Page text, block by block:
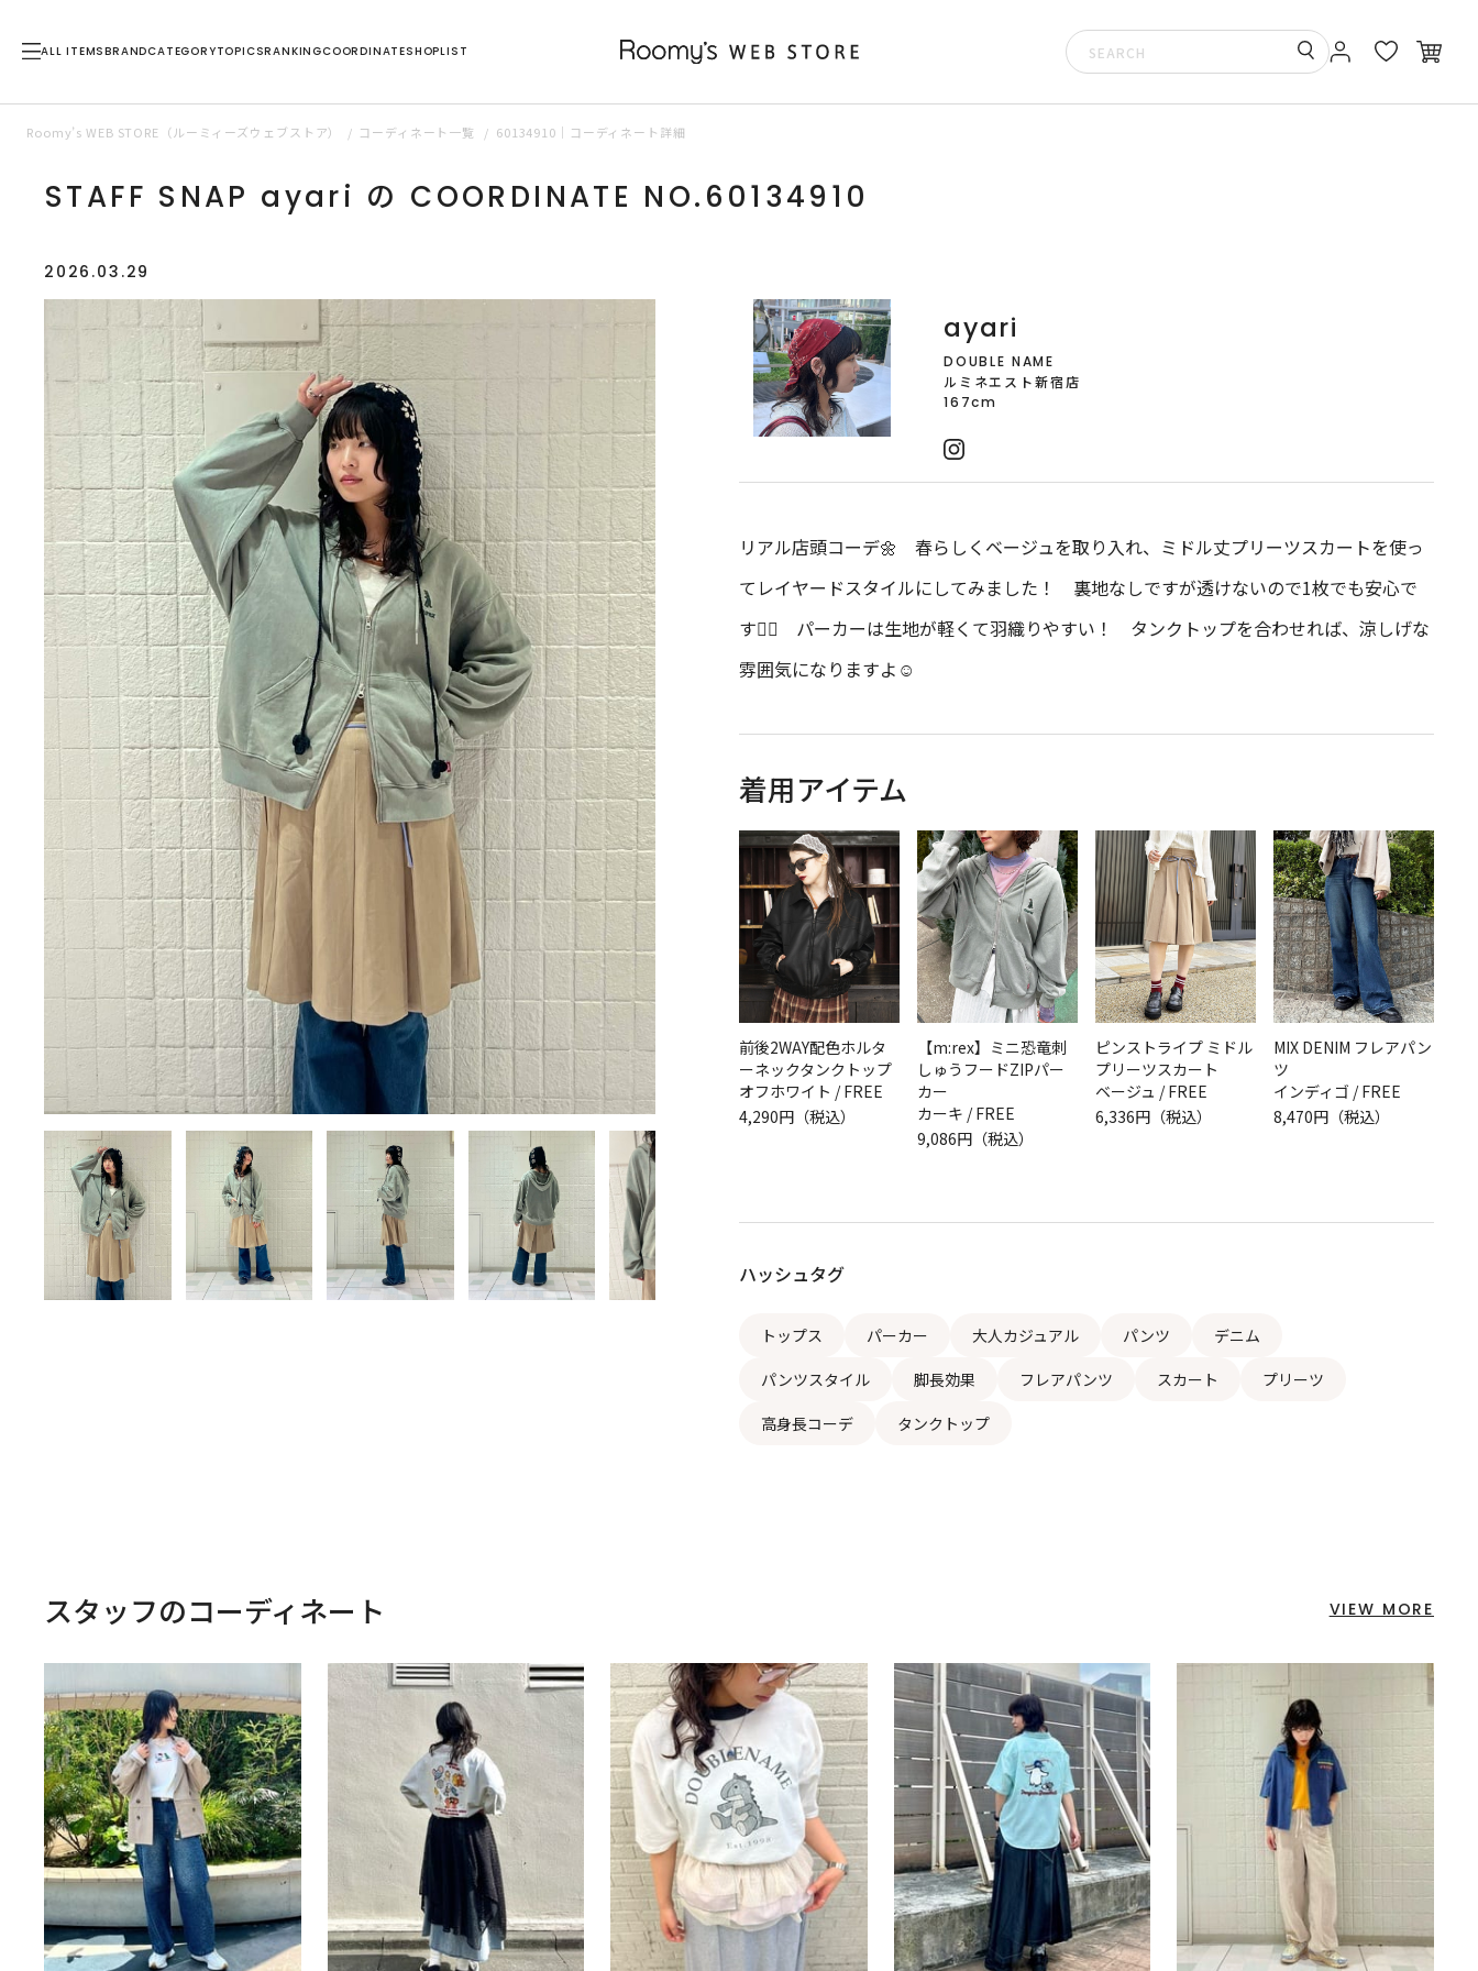
ALL ITEMSBRANDCATEGORYTOPICSRANKINGCOORDINATESHOPLIST
Roomy’s WEB STORE（ルーミィーズウェブストア） コーディネート一覧 60134910｜コーディネート詳細
STAFF SNAP ayari の COORDINATE NO.60134910
2026.03.29
ayari
DOUBLE NAME
ルミネエスト新宿店
167cm
リアル店頭コーデ🌼 春らしくベージュを取り入れ、ミドル丈プリーツスカートを使っ
てレイヤードスタイルにしてみました！ 裏地なしですが透けないので1枚でも安心で
す🙆‍♀️ パーカーは生地が軽くて羽織りやすい！ タンクトップを合わせれば、涼しげな
雰囲気になりますよ☺️
着用アイテム
前後2WAY配色ホルタ
ーネックタンクトップ
オフホワイト / FREE
4,290円（税込）
【m:rex】ミニ恐竜刺
しゅうフードZIPパー
カー
カーキ / FREE
9,086円（税込）
ピンストライプ ミドル
プリーツスカート
ベージュ / FREE
6,336円（税込）
MIX DENIM フレアパン
ツ
インディゴ / FREE
8,470円（税込）
ハッシュタグ
トップス パーカー 大人カジュアル パンツ
デニム
パンツスタイル
脚長効果 フレアパンツ スカート
プリーツ
高身長コーデ
タンクトップ
スタッフのコーディネート VIEW MORE